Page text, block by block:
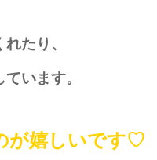
たり、
います。
が嬉しいです♡